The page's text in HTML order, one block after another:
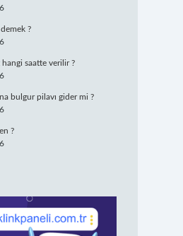
?
saatte verilir ?
bulgur pilavı gider mi ?
?